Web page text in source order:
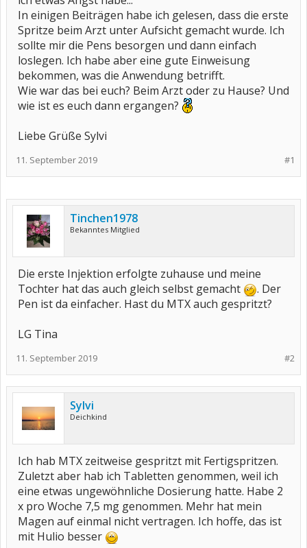
In einigen Beiträgen habe ich gelesen, dass die erste
Spritze beim Arzt unter Aufsicht gemacht wurde. Ich
sollte mir die Pens besorgen und dann einfach
loslegen. Ich habe aber eine gute Einweisung
bekommen, was die Anwendung betrifft.
Wie war das bei euch? Beim Arzt oder zu Hause? Und
wie ist es euch dann ergangen?
Liebe Grüße Sylvi
#1
11. September 2019
Tinchen1978
Bekanntes Mitglied
Die erste Injektion erfolgte zuhause und meine
Tochter hat das auch gleich selbst gemacht
. Der
Pen ist da einfacher. Hast du MTX auch gespritzt?
LG Tina
#2
11. September 2019
Sylvi
Deichkind
Ich hab MTX zeitweise gespritzt mit Fertigspritzen.
Zuletzt aber hab ich Tabletten genommen, weil ich
eine etwas ungewöhnliche Dosierung hatte. Habe 2
x pro Woche 7,5 mg genommen. Mehr hat mein
Magen auf einmal nicht vertragen. Ich hoffe, das ist
mit Hulio besser